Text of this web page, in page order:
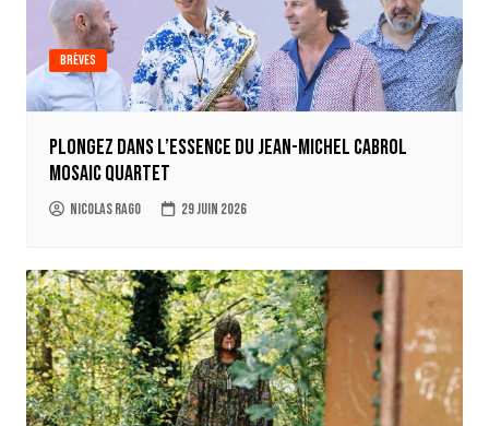
Brèves
Plongez dans l’essence du Jean-Michel Cabrol
Mosaic Quartet
Nicolas Rago 29 juin 2026